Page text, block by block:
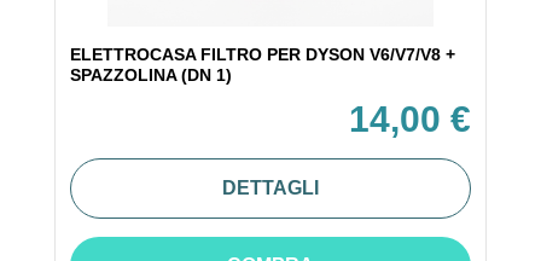
ELETTROCASA FILTRO PER DYSON V6/V7/V8 +
SPAZZOLINA (DN 1)
14,00 €
DETTAGLI